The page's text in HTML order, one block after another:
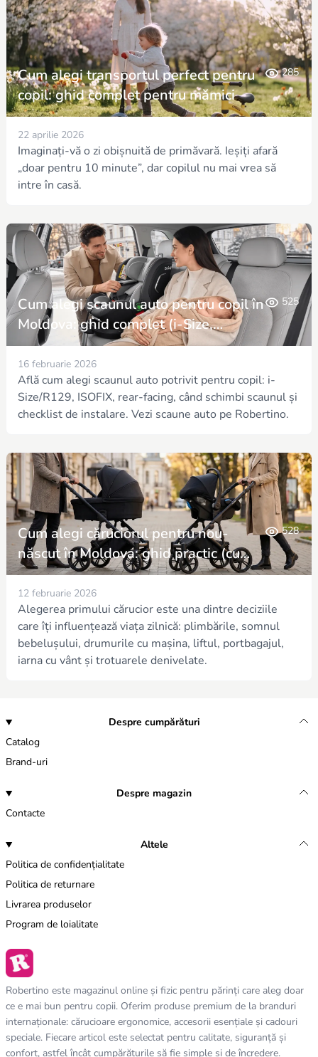
Cum alegi transportul perfect pentru
copil: ghid complet pentru mămici
285
22 aprilie 2026
Imaginați-vă o zi obișnuită de primăvară. Ieșiți afară
„doar pentru 10 minute”, dar copilul nu mai vrea să
intre în casă.
Cum alegi scaunul auto pentru copil în
Moldova: ghid complet (i-Size,
ISOFIX)
525
16 februarie 2026
Află cum alegi scaunul auto potrivit pentru copil: i-
Size/R129, ISOFIX, rear-facing, când schimbi scaunul și
checklist de instalare. Vezi scaune auto pe Robertino.
Cum alegi căruciorul pentru nou-
născut în Moldova: ghid practic (cu
exemple de pe Robertino)
528
12 februarie 2026
Alegerea primului cărucior este una dintre deciziile
care îți influențează viața zilnică: plimbările, somnul
bebelușului, drumurile cu mașina, liftul, portbagajul,
iarna cu vânt și trotuarele denivelate.
Despre cumpărături
Catalog
Brand-uri
Despre magazin
Contacte
Altele
Politica de confidențialitate
Politica de returnare
Livrarea produselor
Program de loialitate
Robertino este magazinul online și fizic pentru părinți care aleg doar
ce e mai bun pentru copii. Oferim produse premium de la branduri
internaționale: cărucioare ergonomice, accesorii esențiale și cadouri
speciale. Fiecare articol este selectat pentru calitate, siguranță și
confort, astfel încât cumpărăturile să fie simple și de încredere.